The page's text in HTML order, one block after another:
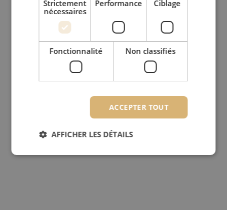
Strictement
nécessaires
Performance Ciblage
Fonctionnalité Non classifiés
ACCEPTER TOUT
AFFICHER LES DÉTAILS